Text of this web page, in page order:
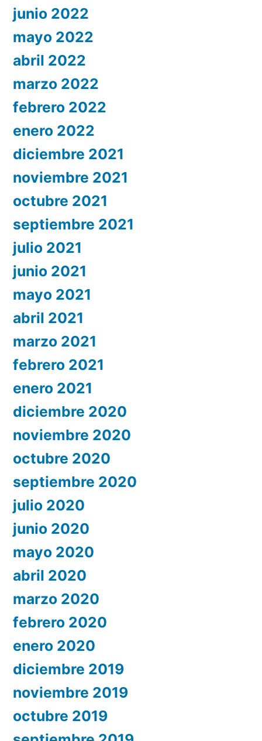
junio 2022
mayo 2022
abril 2022
marzo 2022
febrero 2022
enero 2022
diciembre 2021
noviembre 2021
octubre 2021
septiembre 2021
julio 2021
junio 2021
mayo 2021
abril 2021
marzo 2021
febrero 2021
enero 2021
diciembre 2020
noviembre 2020
octubre 2020
septiembre 2020
julio 2020
junio 2020
mayo 2020
abril 2020
marzo 2020
febrero 2020
enero 2020
diciembre 2019
noviembre 2019
octubre 2019